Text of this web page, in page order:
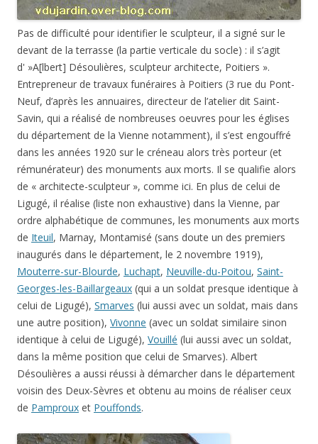
Pas de difficulté pour identifier le sculpteur, il a signé sur le
devant de la terrasse (la partie verticale du socle) : il s’agit
d' »A[lbert] Désoulières, sculpteur architecte, Poitiers ».
Entrepreneur de travaux funéraires à Poitiers (3 rue du Pont-
Neuf, d’après les annuaires, directeur de l’atelier dit Saint-
Savin, qui a réalisé de nombreuses oeuvres pour les églises
du département de la Vienne notamment), il s’est engouffré
dans les années 1920 sur le créneau alors très porteur (et
rémunérateur) des monuments aux morts. Il se qualifie alors
de « architecte-sculpteur », comme ici. En plus de celui de
Ligugé, il réalise (liste non exhaustive) dans la Vienne, par
ordre alphabétique de communes, les monuments aux morts
de Iteuil, Marnay, Montamisé (sans doute un des premiers
inaugurés dans le département, le 2 novembre 1919),
Mouterre-sur-Blourde, Luchapt, Neuville-du-Poitou, Saint-
Georges-les-Baillargeaux (qui a un soldat presque identique à
celui de Ligugé), Smarves (lui aussi avec un soldat, mais dans
une autre position), Vivonne (avec un soldat similaire sinon
identique à celui de Ligugé), Vouillé (lui aussi avec un soldat,
dans la même position que celui de Smarves). Albert
Désoulières a aussi réussi à démarcher dans le département
voisin des Deux-Sèvres et obtenu au moins de réaliser ceux
de Pamproux et Pouffonds.